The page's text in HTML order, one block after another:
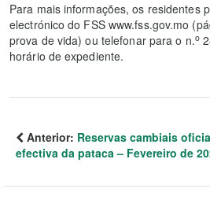
Para mais informações, os residentes
electrónico do FSS www.fss.gov.mo
prova de vida) ou telefonar para o n.o
horário de expediente.
Anterior: Reservas cambiais
efectiva da pataca – Fevereiro de